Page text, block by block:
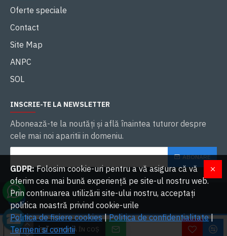
ADAUGĂ ÎN COŞ
Oferte speciale
Contact
Site Map
ANPC
SOL
INSCRIE-TE LA NEWSLETTER
Abonează-te la noutăţi și află înaintea tuturor despre
cele mai noi aparitii in domeniu.
ABONARE
2023 OVERLORDS SRL. Toate drepturile rezervate | Dezvoltat cu ❤ de
GDPR:Folosim cookie-uri pentru a vă asigura că vă
oferim cea mai bună experiență pe site-ul nostru web.
Prin continuarea utilizării site-ului nostru, acceptați
politica noastră privind cookie-urile
Politica de fisiere cookies|Politica de confidentialitate|
Termeni si conditii